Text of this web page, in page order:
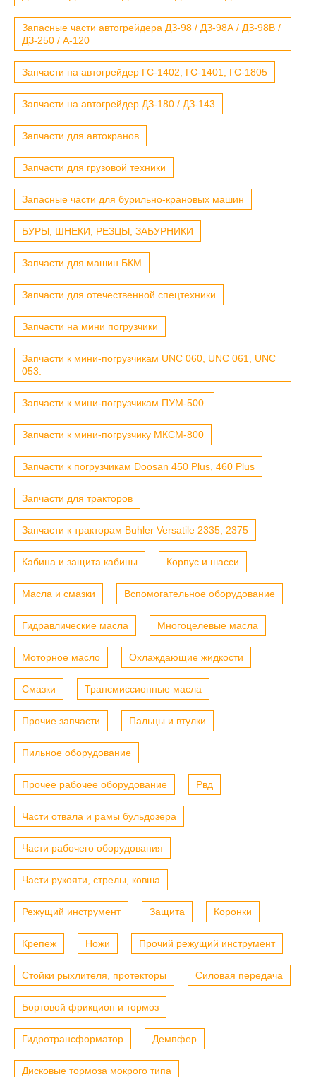
Запасные части автогрейдера ДЗ-98 / ДЗ-98А / ДЗ-98В /
ДЗ-250 / А-120
Запчасти на автогрейдер ГС-1402, ГС-1401, ГС-1805
Запчасти на автогрейдер ДЗ-180 / ДЗ-143
Запчасти для автокранов
Запчасти для грузовой техники
Запасные части для бурильно-крановых машин
БУРЫ, ШНЕКИ, РЕЗЦЫ, ЗАБУРНИКИ
Запчасти для машин БКМ
Запчасти для отечественной спецтехники
Запчасти на мини погрузчики
Запчасти к мини-погрузчикам UNC 060, UNC 061, UNC
053.
Запчасти к мини-погрузчикам ПУМ-500.
Запчасти к мини-погрузчику МКСМ-800
Запчасти к погрузчикам Doosan 450 Plus, 460 Plus
Запчасти для тракторов
Запчасти к тракторам Buhler Versatile 2335, 2375
Кабина и защита кабины Корпус и шасси
Масла и смазки Вспомогательное оборудование
Гидравлические масла Многоцелевые масла
Моторное масло Охлаждающие жидкости
Смазки Трансмиссионные масла
Прочие запчасти Пальцы и втулки
Пильное оборудование
Прочее рабочее оборудование Рвд
Части отвала и рамы бульдозера
Части рабочего оборудования
Части рукояти, стрелы, ковша
Режущий инструмент Защита Коронки
Крепеж Ножи Прочий режущий инструмент
Стойки рыхлителя, протекторы Силовая передача
Бортовой фрикцион и тормоз
Гидротрансформатор Демпфер
Дисковые тормоза мокрого типа